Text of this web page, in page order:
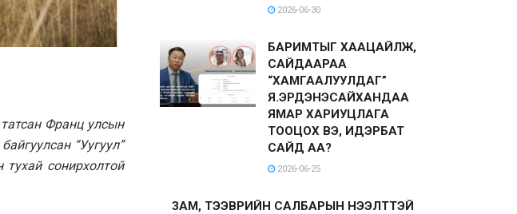
Франц улсын
“Уугуул”
сонирхолтой
2026-06-30
БАРИМТЫГ ХААЦАЙЛЖ,
САЙДААРАА
“ХАМГААЛУУЛДАГ”
Я.ЭРДЭНЭСАЙХАНДАА
ЯМАР ХАРИУЦЛАГА
ТООЦОХ ВЭ, ИДЭРБАТ
САЙД АА?
2026-06-25
ЗАМ, ТЭЭВРИЙН САЛБАРЫН НЭЭЛТТЭЙ